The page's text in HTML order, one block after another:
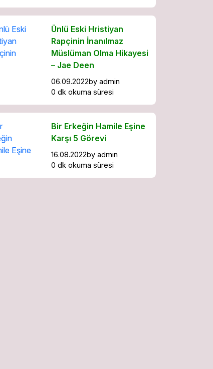
Ünlü Eski Hristiyan
Rapçinin İnanılmaz
Müslüman Olma Hikayesi
– Jae Deen
06.09.2022by admin
0 dk okuma süresi
Bir Erkeğin Hamile Eşine
Karşı 5 Görevi
16.08.2022by admin
0 dk okuma süresi